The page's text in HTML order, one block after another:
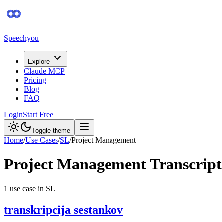
Speechyou
Explore
Claude MCP
Pricing
Blog
FAQ
LoginStart Free
Toggle theme
Home/Use Cases/SL/Project Management
Project Management
1 use case in SL
transkripcija sestankov